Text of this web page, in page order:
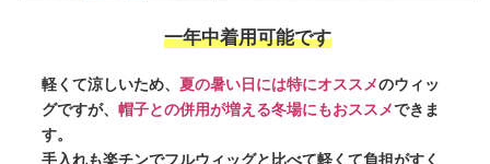
一年中着用可能です
軽くて涼しいため、 夏の暑い日には特にオススメのウィッ
グですが、 帽子との併用が増える冬場にもおススメできま
す。
手入れも楽チンでフルウィッグと比べて軽くて負担がすく